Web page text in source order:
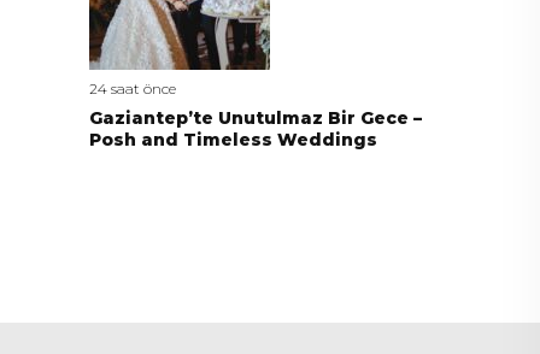
24 saat önce
Gaziantep’te Unutulmaz Bir Gece –
Posh and Timeless Weddings